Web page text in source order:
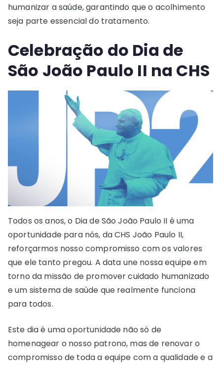
humanizar a saúde, garantindo que o acolhimento
seja parte essencial do tratamento.
Celebração do Dia de
São João Paulo II na CHS
Todos os anos, o Dia de São João Paulo II é uma
oportunidade para nós, da CHS João Paulo II,
reforçarmos nosso compromisso com os valores
que ele tanto pregou. A data une nossa equipe em
torno da missão de promover cuidado humanizado
e um sistema de saúde que realmente funciona
para todos.
Este dia é uma oportunidade não só de
homenagear o nosso patrono, mas de renovar o
compromisso de toda a equipe com a qualidade e a